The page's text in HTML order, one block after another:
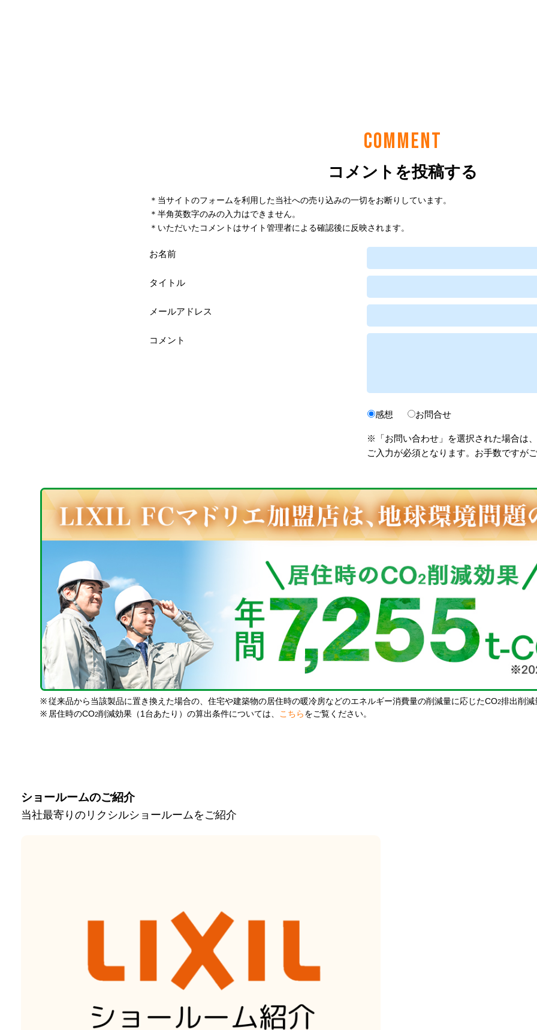
COMMENT
コメントを投稿する
＊当サイトのフォームを利用した当社への売り込みの一切をお断りしています。
＊半角英数字のみの入力はできません。
＊いただいたコメントはサイト管理者による確認後に反映されます。
お名前
タイトル
メールアドレス
コメント
感想 お問合せ
※「お問い合わせ」を選択された場合は
ご入力が必須となります。お手数ですが
※ 従来品から当該製品に置き換えた場合の、住宅や建築物の居住時の暖冷房などのエネルギー消費量の削減量に応じたCO2排出削減
※ 居住時のCO2削減効果（1台あたり）の算出条件については、 こちら をご覧ください。
ショールームのご紹介
当社最寄りのリクシルショールームをご紹介